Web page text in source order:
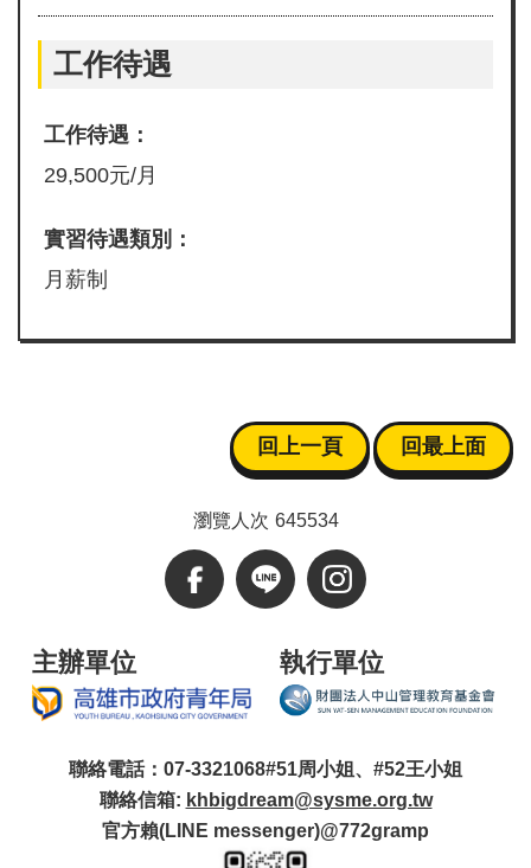
工作待遇
工作待遇：
29,500元/月
實習待遇類別：
月薪制
回上一頁 回最上面
瀏覽人次 645534
主辦單位 執行單位
聯絡電話：07-3321068#51周小姐、#52王小姐
聯絡信箱: khbigdream@sysme.org.tw
官方賴(LINE messenger)@772gramp